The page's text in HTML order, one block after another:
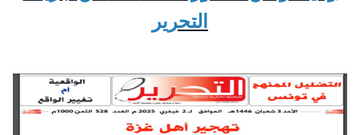
التحرير